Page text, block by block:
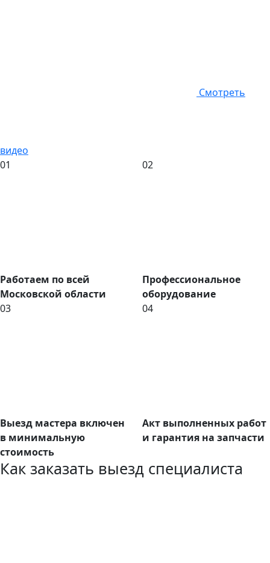
Смотреть
видео
01
Работаем по всей
Московской области
02
Профессиональное
оборудование
03
Выезд мастера включен
в минимальную
стоимость
04
Акт выполненных работ
и гарантия на запчасти
Как заказать выезд специалиста